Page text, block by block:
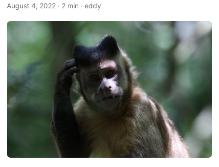
August 4, 2022 · 2 min · eddy